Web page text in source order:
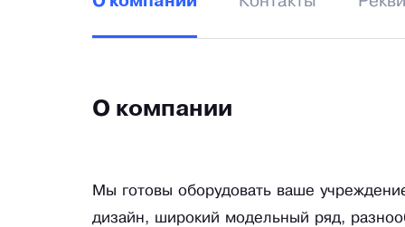
О компании
Мы готовы оборудовать ваше
дизайн, широкий модельный ряд,